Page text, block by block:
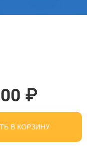
₽
В КОРЗИНУ